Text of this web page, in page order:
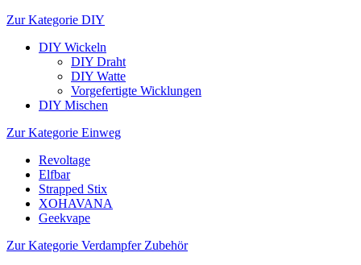
Zur Kategorie DIY
DIY Wickeln
DIY Draht
DIY Watte
Vorgefertigte Wicklungen
DIY Mischen
Zur Kategorie Einweg
Revoltage
Elfbar
Strapped Stix
XOHAVANA
Geekvape
Zur Kategorie Verdampfer Zubehör